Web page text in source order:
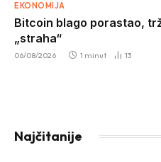
EKONOMIJA
Bitcoin blago porastao,
„straha“
06/08/2026 1 minut 13
Najčitanije